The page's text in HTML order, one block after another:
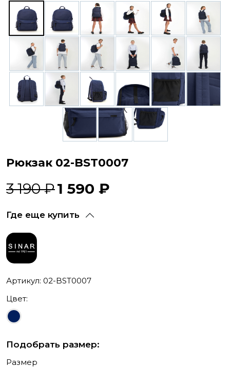
Рюкзак 02-BST0007
3 190 ₽1 590 ₽
Где еще купить
Артикул: 02-BST0007
Цвет:
Подобрать размер:
Размер